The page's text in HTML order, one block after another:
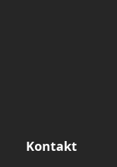
Kontakt